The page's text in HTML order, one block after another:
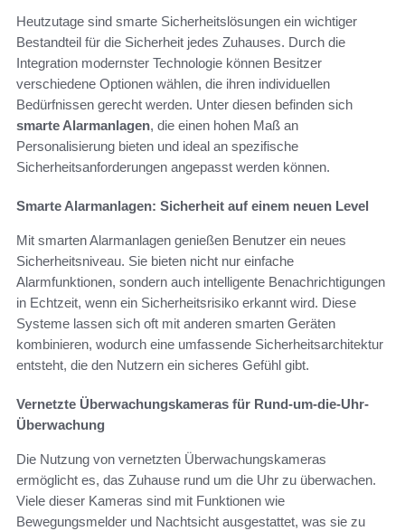
Heutzutage sind smarte Sicherheitslösungen ein wichtiger
Bestandteil für die Sicherheit jedes Zuhauses. Durch die
Integration modernster Technologie können Besitzer
verschiedene Optionen wählen, die ihren individuellen
Bedürfnissen gerecht werden. Unter diesen befinden sich
smarte Alarmanlagen, die einen hohen Maß an
Personalisierung bieten und ideal an spezifische
Sicherheitsanforderungen angepasst werden können.
Smarte Alarmanlagen: Sicherheit auf einem neuen Level
Mit smarten Alarmanlagen genießen Benutzer ein neues
Sicherheitsniveau. Sie bieten nicht nur einfache
Alarmfunktionen, sondern auch intelligente Benachrichtigungen
in Echtzeit, wenn ein Sicherheitsrisiko erkannt wird. Diese
Systeme lassen sich oft mit anderen smarten Geräten
kombinieren, wodurch eine umfassende Sicherheitsarchitektur
entsteht, die den Nutzern ein sicheres Gefühl gibt.
Vernetzte Überwachungskameras für Rund-um-die-Uhr-
Überwachung
Die Nutzung von vernetzten Überwachungskameras
ermöglicht es, das Zuhause rund um die Uhr zu überwachen.
Viele dieser Kameras sind mit Funktionen wie
Bewegungsmelder und Nachtsicht ausgestattet, was sie zu